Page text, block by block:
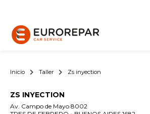
Solicitar una cita
Inicio Taller Zs inyection
ZS INYECTION
Av. Campo de Mayo 8002